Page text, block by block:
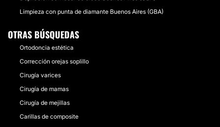
Limpieza con punta de diamante Buenos Aires (GBA)
OTRAS BÚSQUEDAS
Ortodoncia estética
Corrección orejas soplillo
Cirugía varices
Cirugía de mamas
Cirugía de mejillas
Carillas de composite